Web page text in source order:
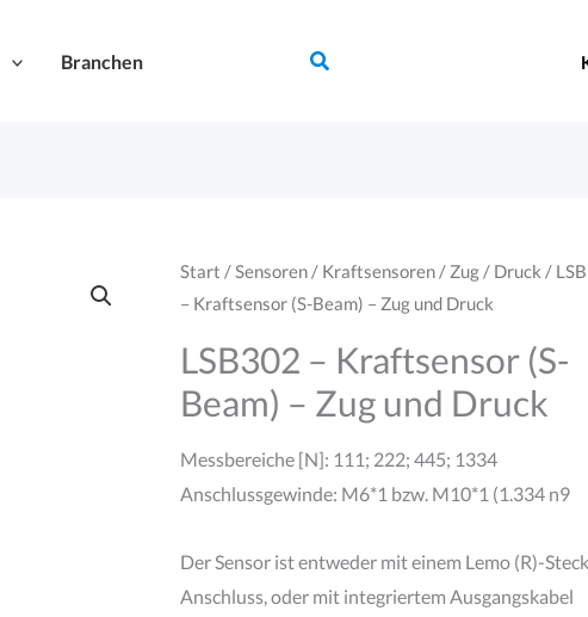
Branchen Suchen
Start /Sensoren/ Kraftsensoren/ Zug / Druck /
– Kraftsensor (S-Beam) – Zug und Druck
LSB302 – Kraftsensor (S-
Beam) – Zug und Druck
Messbereiche [N]: 111; 222; 445; 1334
Anschlussgewinde: M6*1 bzw. M10*1 (1.334 n9
Der Sensor ist entweder mit einem Lemo (R)-
Anschluss, oder mit integriertem Ausgangskabel